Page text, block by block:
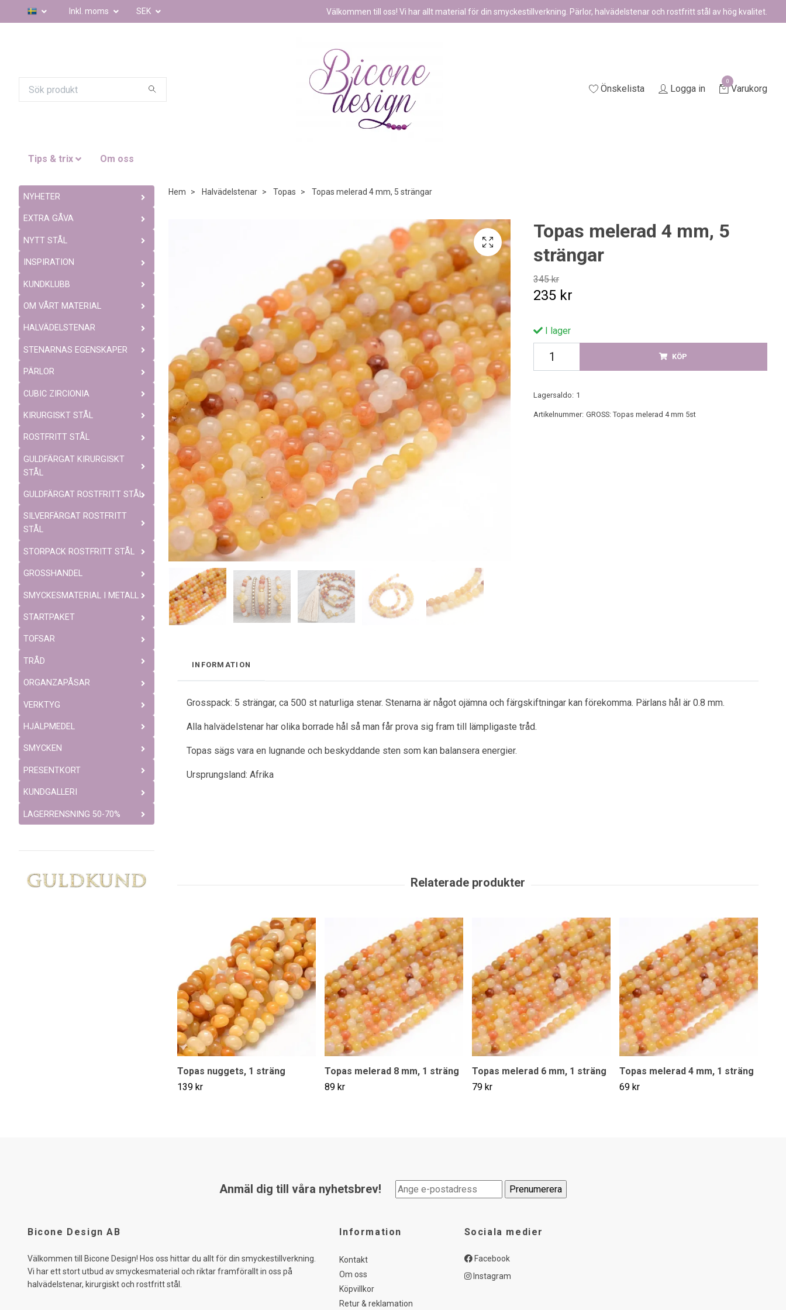
Inkl. moms SEK Välkommen till oss! Vi har allt material för din smyckestillverkning. Pärlor, halvädelstenar och rostfritt stål av hög kvalitet.
Önskelista Logga in
0
Varukorg
Tips & trix Om oss
NYHETER
EXTRA GÅVA
NYTT STÅL
INSPIRATION
KUNDKLUBB
OM VÅRT MATERIAL
HALVÄDELSTENAR
STENARNAS EGENSKAPER
PÄRLOR
CUBIC ZIRCIONIA
KIRURGISKT STÅL
ROSTFRITT STÅL
GULDFÄRGAT KIRURGISKT
STÅL
GULDFÄRGAT ROSTFRITT STÅL
SILVERFÄRGAT ROSTFRITT
STÅL
STORPACK ROSTFRITT STÅL
GROSSHANDEL
SMYCKESMATERIAL I METALL
STARTPAKET
TOFSAR
TRÅD
ORGANZAPÅSAR
VERKTYG
HJÄLPMEDEL
SMYCKEN
PRESENTKORT
KUNDGALLERI
LAGERRENSNING 50-70%
Hem Halvädelstenar Topas Topas melerad 4 mm, 5 strängar
Topas melerad 4 mm, 5
strängar
345 kr
235 kr
I lager
KÖP
Lagersaldo: 1
Artikelnummer: GROSS: Topas melerad 4 mm 5st
INFORMATION
Grosspack: 5 strängar, ca 500 st naturliga stenar. Stenarna är något ojämna och färgskiftningar kan förekomma. Pärlans hål är 0.8 mm.
Alla halvädelstenar har olika borrade hål så man får prova sig fram till lämpligaste tråd.
Topas sägs vara en lugnande och beskyddande sten som kan balansera energier.
Ursprungsland: Afrika
Topas nuggets, 1 sträng
139 kr
Topas melerad 8 mm, 1 sträng
89 kr
Topas melerad 6 mm, 1 sträng
79 kr
Topas melerad 4 mm, 1 sträng
69 kr
Anmäl dig till våra nyhetsbrev!
Bicone Design AB
Välkommen till Bicone Design! Hos oss hittar du allt för din smyckestillverkning.
Vi har ett stort utbud av smyckesmaterial och riktar framförallt in oss på
halvädelstenar, kirurgiskt och rostfritt stål.
Information
Kontakt
Om oss
Köpvillkor
Retur & reklamation
Sociala medier
Facebook
Instagram